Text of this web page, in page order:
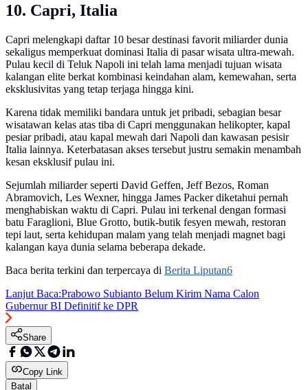
10. Capri, Italia
Capri melengkapi daftar 10 besar destinasi favorit miliarder dunia
sekaligus memperkuat dominasi Italia di pasar wisata ultra-mewah.
Pulau kecil di Teluk Napoli ini telah lama menjadi tujuan wisata
kalangan elite berkat kombinasi keindahan alam, kemewahan, serta
eksklusivitas yang tetap terjaga hingga kini.
Karena tidak memiliki bandara untuk jet pribadi, sebagian besar
wisatawan kelas atas tiba di Capri menggunakan helikopter, kapal
pesiar pribadi, atau kapal mewah dari Napoli dan kawasan pesisir
Italia lainnya. Keterbatasan akses tersebut justru semakin menambah
kesan eksklusif pulau ini.
Sejumlah miliarder seperti David Geffen, Jeff Bezos, Roman
Abramovich, Les Wexner, hingga James Packer diketahui pernah
menghabiskan waktu di Capri. Pulau ini terkenal dengan formasi
batu Faraglioni, Blue Grotto, butik-butik fesyen mewah, restoran
tepi laut, serta kehidupan malam yang telah menjadi magnet bagi
kalangan kaya dunia selama beberapa dekade.
Baca berita terkini dan terpercaya di Berita Liputan6
Lanjut Baca:Prabowo Subianto Belum Kirim Nama Calon
Gubernur BI Definitif ke DPR
Share
Copy Link
Batal